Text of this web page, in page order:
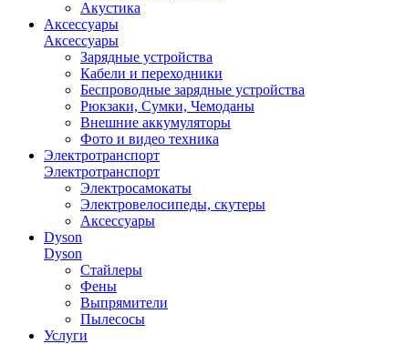
Акустика
Аксессуары
Аксессуары
Зарядные устройства
Кабели и переходники
Беспроводные зарядные устройства
Рюкзаки, Сумки, Чемоданы
Внешние аккумуляторы
Фото и видео техника
Электротранспорт
Электротранспорт
Электросамокаты
Электровелосипеды, скутеры
Аксессуары
Dyson
Dyson
Стайлеры
Фены
Выпрямители
Пылесосы
Услуги